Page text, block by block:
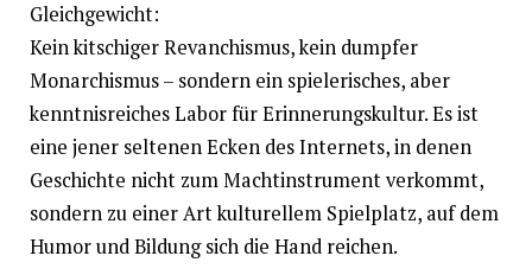
Gleichgewicht:
Kein kitschiger Revanchismus, kein dumpfer
Monarchismus – sondern ein spielerisches, aber
kenntnisreiches Labor für Erinnerungskultur. Es ist
eine jener seltenen Ecken des Internets, in denen
Geschichte nicht zum Machtinstrument verkommt,
sondern zu einer Art kulturellem Spielplatz, auf dem
Humor und Bildung sich die Hand reichen.